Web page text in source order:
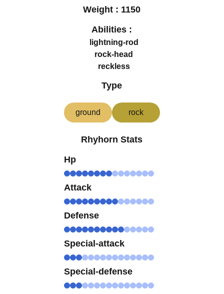
Weight : 1150
Abilities :
lightning-rod
rock-head
reckless
Type
ground rock
Rhyhorn Stats
Hp
Attack
Defense
Special-attack
Special-defense